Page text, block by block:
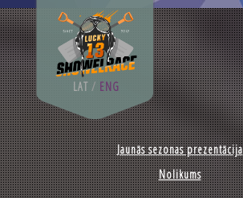
LAT/ ENG
Jaunās sezonas prezentācija
Nolikums